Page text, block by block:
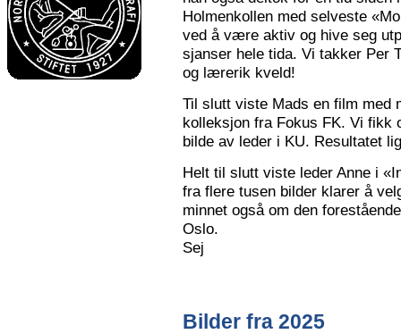
Holmenkollen med selveste
ved å være aktiv og hive seg
sjanser hele tida. Vi takker Per
og lærerik kveld!
Til slutt viste Mads en film med
kolleksjon fra Fokus FK. Vi fikk
bilde av leder i KU. Resultatet
Helt til slutt viste leder Anne i
fra flere tusen bilder klarer å
minnet også om den
Oslo.
Sej
Bilder fra 2025